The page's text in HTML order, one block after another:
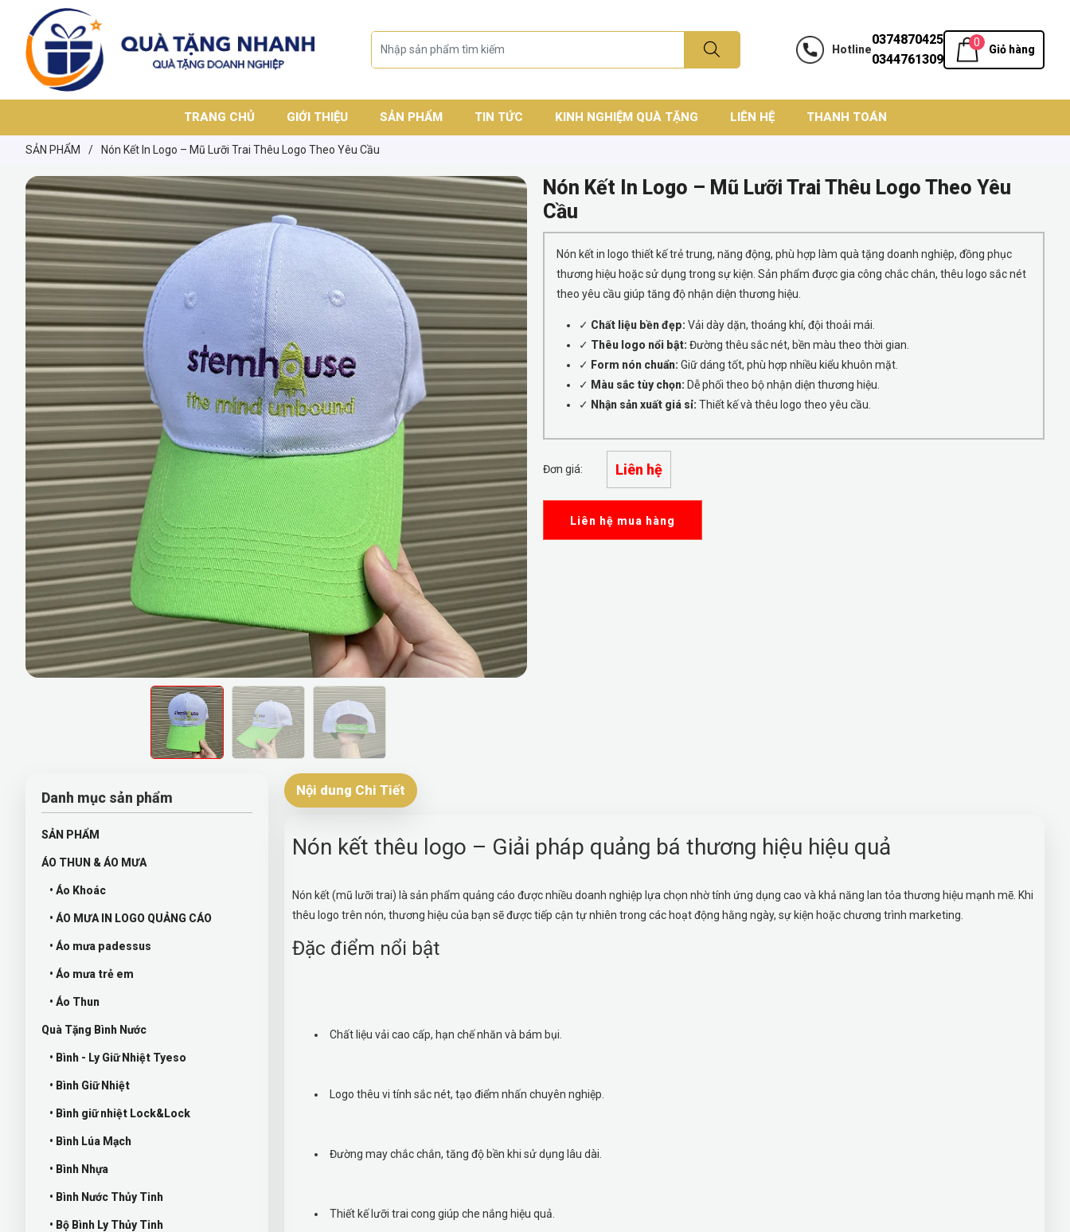
Hotline
0374870425
0344761309
0
Giỏ hàng
TRANG CHỦ GIỚI THIỆU SẢN PHẨM TIN TỨC KINH NGHIỆM QUÀ TẶNG LIÊN HỆ THANH TOÁN
SẢN PHẨM / Nón Kết In Logo – Mũ Lưỡi Trai Thêu Logo Theo Yêu Cầu
Nón Kết In Logo – Mũ Lưỡi Trai Thêu Logo Theo Yêu
Cầu
Nón kết in logo thiết kế trẻ trung, năng động, phù hợp làm quà tặng doanh nghiệp, đồng phục
thương hiệu hoặc sử dụng trong sự kiện. Sản phẩm được gia công chắc chắn, thêu logo sắc nét
theo yêu cầu giúp tăng độ nhận diện thương hiệu.
✓ Chất liệu bền đẹp: Vải dày dặn, thoáng khí, đội thoải mái.
✓ Thêu logo nổi bật: Đường thêu sắc nét, bền màu theo thời gian.
✓ Form nón chuẩn: Giữ dáng tốt, phù hợp nhiều kiểu khuôn mặt.
✓ Màu sắc tùy chọn: Dễ phối theo bộ nhận diện thương hiệu.
✓ Nhận sản xuất giá sỉ: Thiết kế và thêu logo theo yêu cầu.
Đơn giá: Liên hệ
Liên hệ mua hàng
Danh mục sản phẩm
SẢN PHẨM
ÁO THUN & ÁO MƯA
• Áo Khoác
• ÁO MƯA IN LOGO QUẢNG CÁO
• Áo mưa padessus
• Áo mưa trẻ em
• Áo Thun
Quà Tặng Bình Nước
• Bình - Ly Giữ Nhiệt Tyeso
• Bình Giữ Nhiệt
• Bình giữ nhiệt Lock&Lock
• Bình Lúa Mạch
• Bình Nhựa
• Bình Nước Thủy Tinh
• Bộ Bình Ly Thủy Tinh
Nội dung Chi Tiết
Nón kết thêu logo – Giải pháp quảng bá thương hiệu hiệu quả
Nón kết (mũ lưỡi trai) là sản phẩm quảng cáo được nhiều doanh nghiệp lựa chọn nhờ tính ứng dụng cao và khả năng lan tỏa thương hiệu mạnh mẽ. Khi
thêu logo trên nón, thương hiệu của bạn sẽ được tiếp cận tự nhiên trong các hoạt động hằng ngày, sự kiện hoặc chương trình marketing.
Đặc điểm nổi bật
Chất liệu vải cao cấp, hạn chế nhăn và bám bụi.
Logo thêu vi tính sắc nét, tạo điểm nhấn chuyên nghiệp.
Đường may chắc chắn, tăng độ bền khi sử dụng lâu dài.
Thiết kế lưỡi trai cong giúp che nắng hiệu quả.